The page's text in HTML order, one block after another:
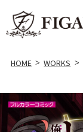
HOME WORKS